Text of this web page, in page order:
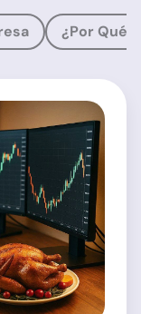
¿Por Qué